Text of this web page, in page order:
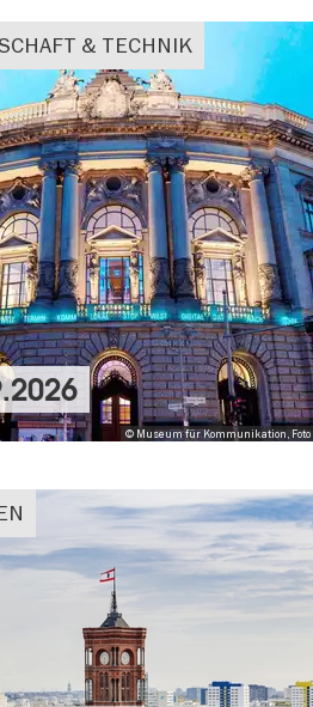
& TECHNIK
© Museum für Kommunikation,